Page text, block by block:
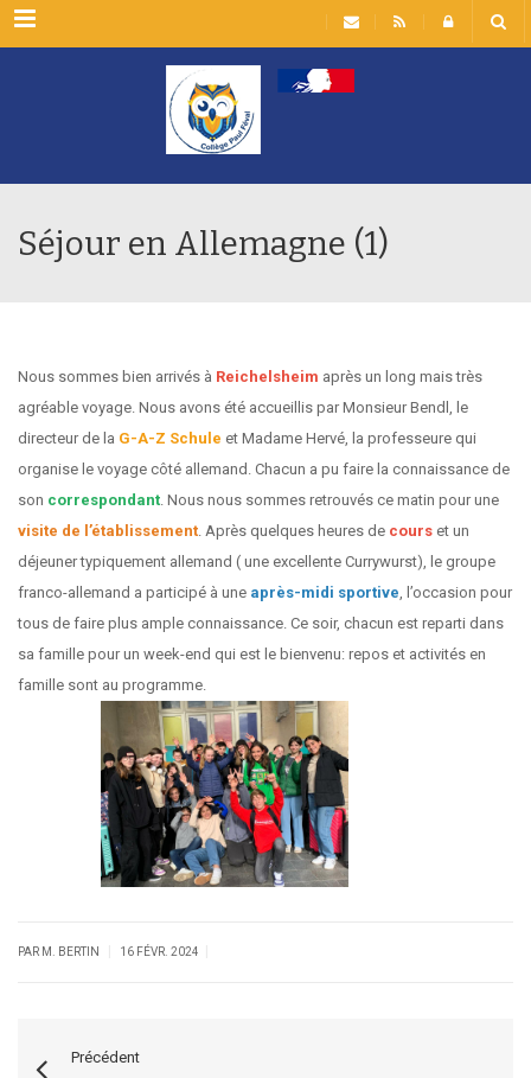
Rubriques
Séjour en Allemagne (1)
Nous sommes bien arrivés à Reichelsheim après un long mais très
agréable voyage. Nous avons été accueillis par Monsieur Bendl, le
directeur de la G-A-Z Schule et Madame Hervé, la professeure qui
organise le voyage côté allemand. Chacun a pu faire la connaissance de
son correspondant. Nous nous sommes retrouvés ce matin pour une
visite de l’établissement. Après quelques heures de cours et un
déjeuner typiquement allemand ( une excellente Currywurst), le groupe
franco-allemand a participé à une après-midi sportive, l’occasion pour
tous de faire plus ample connaissance. Ce soir, chacun est reparti dans
sa famille pour un week-end qui est le bienvenu: repos et activités en
famille sont au programme.
PAR M. BERTIN 16 FÉVR. 2024
Précédent